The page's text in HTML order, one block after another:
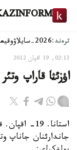
ترەند:2026-سايلاۋ
02:13, 19 اقپان 2012
اؤزئثا قاراپ
استانا.
جاندارئنان جاناپ